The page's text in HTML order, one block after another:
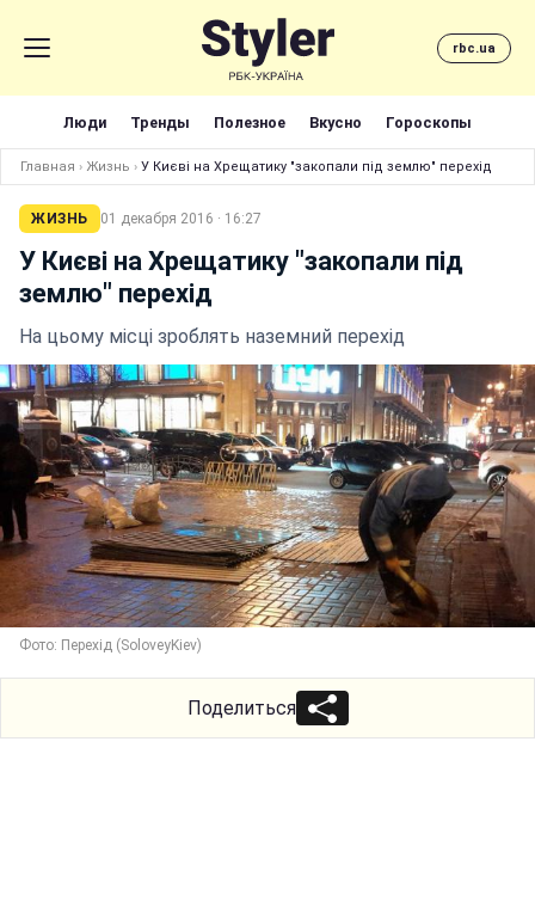
rbc.ua
Люди Тренды Полезное Вкусно Гороскопы
Главная › Жизнь › У Києві на Хрещатику "закопали під землю" перехід
ЖИЗНЬ 01 декабря 2016 · 16:27
У Києві на Хрещатику "закопали під
землю" перехід
На цьому місці зроблять наземний перехід
Фото: Перехід (SoloveyKiev)
Поделиться